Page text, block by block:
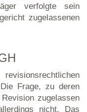
verfolgte sein
zugelassenen
Frage, zu deren
zugelassen
nicht. Das